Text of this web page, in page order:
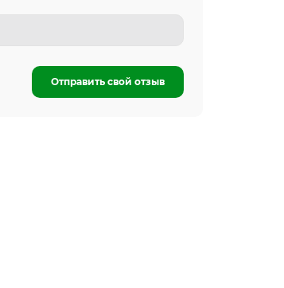
Отправить свой отзыв